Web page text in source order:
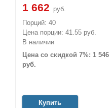
1 662 руб.
Порций: 40
Цена порции: 41.55 руб.
В наличии
Цена со скидкой 7%: 1 546
руб.
Купить